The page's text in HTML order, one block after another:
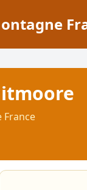
France